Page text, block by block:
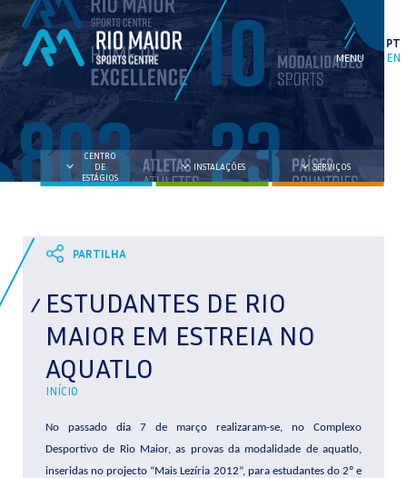
PT
EN
CENTRO
DE
ESTÁGIOS
INSTALAÇÕES SERVIÇOS
ESTUDANTES DE RIO
MAIOR EM ESTREIA NO
AQUATLO
INÍCIO
No passado dia 7 de março realizaram-se, no Complexo
Desportivo de Rio Maior, as provas da modalidade de aquatlo,
inseridas no projecto “Mais Lezíria 2012”, para estudantes do 2º e